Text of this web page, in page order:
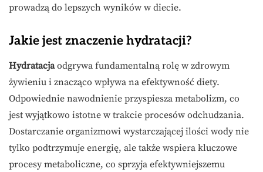
prowadzą do lepszych wyników w diecie.
Jakie jest znaczenie hydratacji?
Hydratacjaodgrywa fundamentalną rolę w zdrowym
żywieniu i znacząco wpływa na efektywność diety.
Odpowiednie nawodnienie przyspiesza metabolizm, co
jest wyjątkowo istotne w trakcie procesów odchudzania.
Dostarczanie organizmowi wystarczającej ilości wody nie
tylko podtrzymuje energię, ale także wspiera kluczowe
procesy metaboliczne, co sprzyja efektywniejszemu